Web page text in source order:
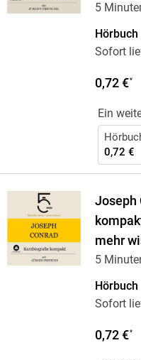
5
Sofort
0,72 €*
Ein
0,72 €
Joseph
mehr
5
Sofort
0,72 €*